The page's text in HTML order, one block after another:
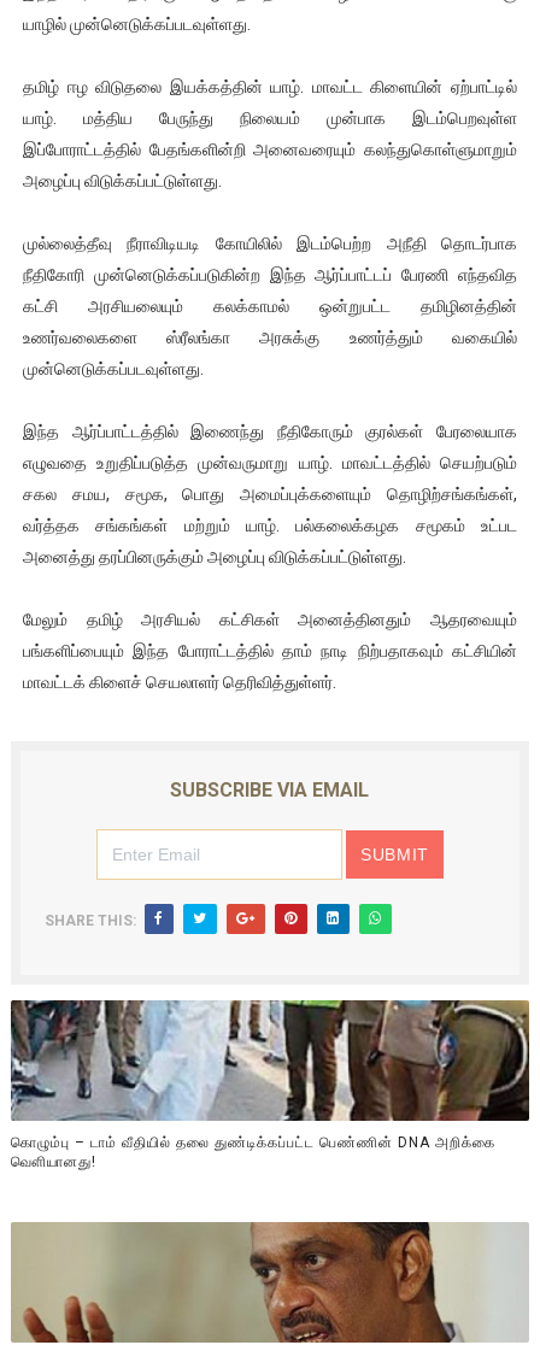
ஐ.நா முன்றலில் சீரற்ற காலநிலையிலும் தமிழின அழிப்பிற்கு
இளையராஜா – கமல் அவசர சந்திப்பு (படங்கள், விடியோ)
ஜனாதிபதி ஐக்கிய நாடுகளின் பொதுச் சபை கூட்டத்தில் இன்று
32 CM விநோத கன்றுக்குட்டி! (வீடியோ)
வலிமை தான் அஜித் திரைப்பயணத்திலே அதிக காலெக்ஷன் செய்த
யாழில் முன்னெடுக்கப்படவுள்ளது.
தமிழ் ஈழ விடுதலை இயக்கத்தின் யாழ். மாவட்ட கிளையின் ஏற்பாட்டில்
யாழ். மத்திய பேருந்து நிலையம் முன்பாக இடம்பெறவுள்ள
இப்போராட்டத்தில் பேதங்களின்றி அனைவரையும் கலந்துகொள்ளுமாறும்
அழைப்பு விடுக்கப்பட்டுள்ளது.
முல்லைத்தீவு நீராவிடியடி கோயிலில் இடம்பெற்ற அநீதி தொடர்பாக
நீதிகோரி முன்னெடுக்கப்படுகின்ற இந்த ஆர்ப்பாட்டப் பேரணி எந்தவித
கட்சி அரசியலையும் கலக்காமல் ஒன்றுபட்ட தமிழினத்தின்
உணர்வலைகளை ஸ்ரீலங்கா அரசுக்கு உணர்த்தும் வகையில்
முன்னெடுக்கப்படவுள்ளது.
இந்த ஆர்ப்பாட்டத்தில் இணைந்து நீதிகோரும் குரல்கள் பேரலையாக
எழுவதை உறுதிப்படுத்த முன்வருமாறு யாழ். மாவட்டத்தில் செயற்படும்
சகல சமய, சமூக, பொது அமைப்புக்களையும் தொழிற்சங்கங்கள்,
வர்த்தக சங்கங்கள் மற்றும் யாழ். பல்கலைக்கழக சமூகம் உட்பட
அனைத்து தரப்பினருக்கும் அழைப்பு விடுக்கப்பட்டுள்ளது.
மேலும் தமிழ் அரசியல் கட்சிகள் அனைத்தினதும் ஆதரவையும்
பங்களிப்பையும் இந்த போராட்டத்தில் தாம் நாடி நிற்பதாகவும் கட்சியின்
மாவட்டக் கிளைச் செயலாளர் தெரிவித்துள்ளர்.
SUBSCRIBE VIA EMAIL
SHARE THIS:
கொழும்பு – டாம் வீதியில் தலை துண்டிக்கப்பட்ட பெண்ணின் DNA அறிக்கை
வௌியானது!